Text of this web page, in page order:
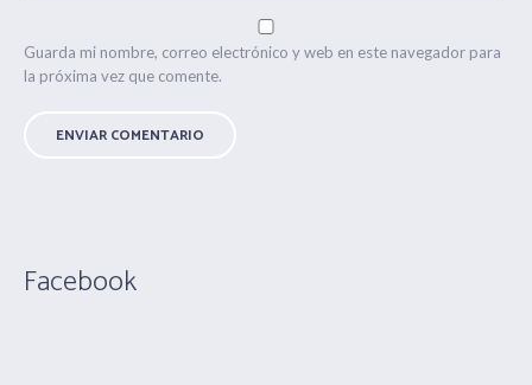
Guarda mi nombre, correo electrónico y web en este navegador para
la próxima vez que comente.
Facebook